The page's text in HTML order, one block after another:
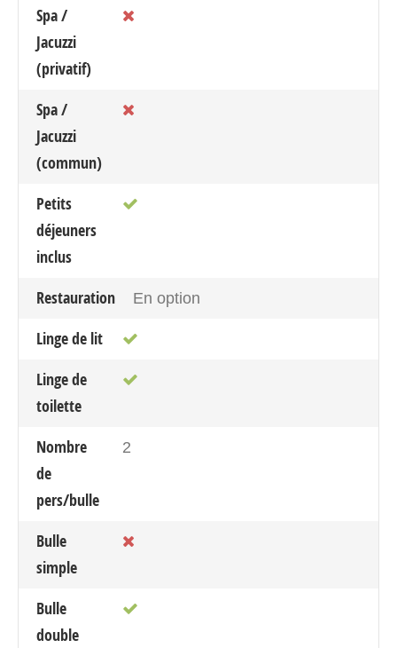
Spa /
Jacuzzi
(privatif)
Spa /
Jacuzzi
(commun)
Petits
déjeuners
inclus
Restauration
En option
Linge de lit
Linge de
toilette
Nombre
de
pers/bulle
2
Bulle
simple
Bulle
double